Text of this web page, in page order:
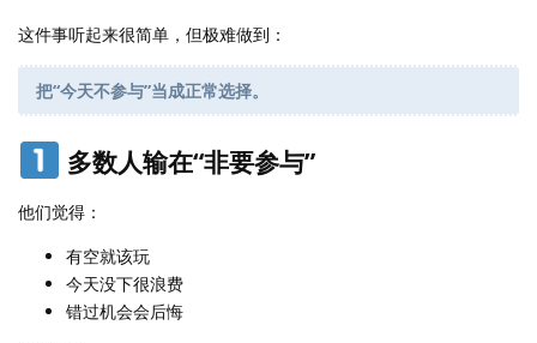
这件事听起来很简单，但极难做到：
把“今天不参与”当成正常选择。
多数人输在“非要参与”
他们觉得：
有空就该玩
今天没下很浪费
错过机会会后悔